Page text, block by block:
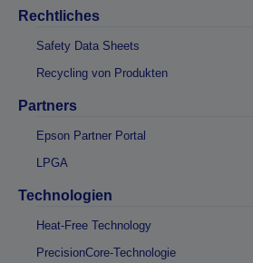
Rechtliches
Safety Data Sheets
Recycling von Produkten
Partners
Epson Partner Portal
LPGA
Technologien
Heat-Free Technology
PrecisionCore-Technologie